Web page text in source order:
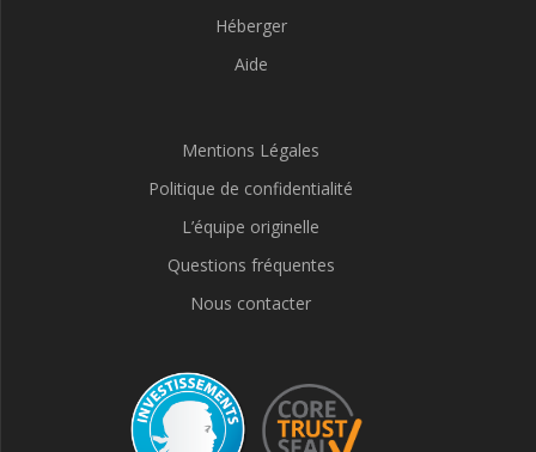
Héberger
Aide
Mentions Légales
Politique de confidentialité
L’équipe originelle
Questions fréquentes
Nous contacter